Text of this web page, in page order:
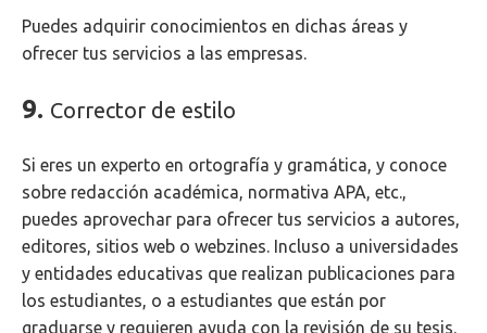
Puedes adquirir conocimientos en dichas áreas y
ofrecer tus servicios a las empresas.
9. Corrector de estilo
Si eres un experto en ortografía y gramática, y conoce
sobre redacción académica, normativa APA, etc.,
puedes aprovechar para ofrecer tus servicios a autores,
editores, sitios web o webzines. Incluso a universidades
y entidades educativas que realizan publicaciones para
los estudiantes, o a estudiantes que están por
graduarse y requieren ayuda con la revisión de su tesis.